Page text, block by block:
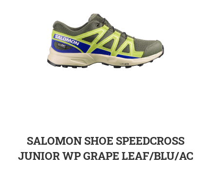
SALOMON SHOE SPEEDCROSS
JUNIOR WP GRAPE LEAF/BLU/AC